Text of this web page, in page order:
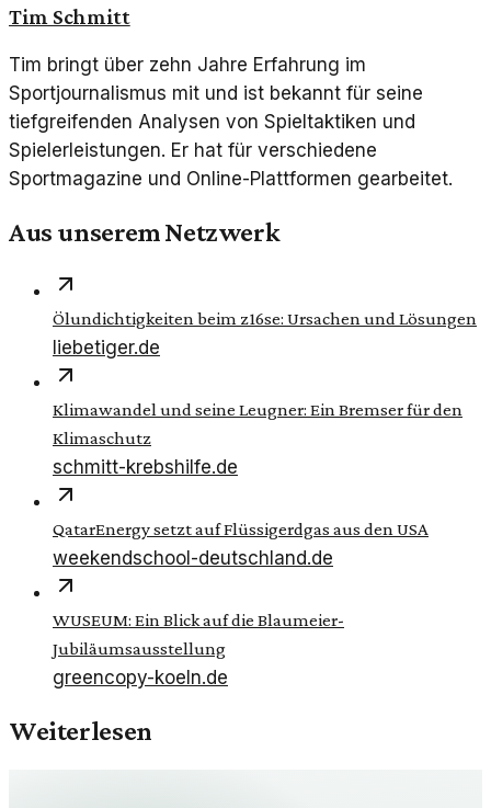
Tim Schmitt
Tim bringt über zehn Jahre Erfahrung im
Sportjournalismus mit und ist bekannt für seine
tiefgreifenden Analysen von Spieltaktiken und
Spielerleistungen. Er hat für verschiedene
Sportmagazine und Online-Plattformen gearbeitet.
Aus unserem Netzwerk
Ölundichtigkeiten beim z16se: Ursachen und Lösungen
liebetiger.de
Klimawandel und seine Leugner: Ein Bremser für den
Klimaschutz
schmitt-krebshilfe.de
QatarEnergy setzt auf Flüssigerdgas aus den USA
weekendschool-deutschland.de
WUSEUM: Ein Blick auf die Blaumeier-
Jubiläumsausstellung
greencopy-koeln.de
Weiterlesen